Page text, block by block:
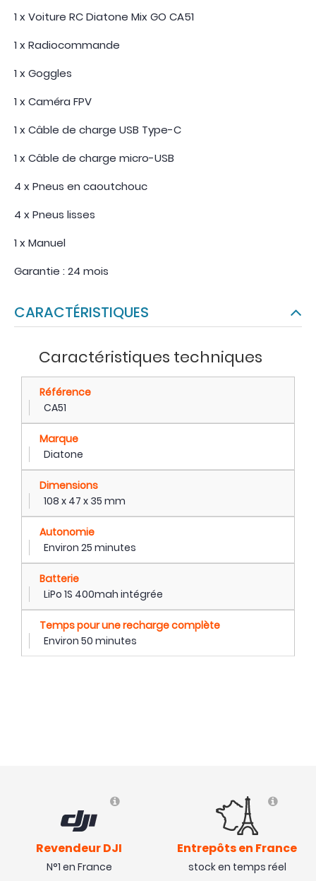
1 x Voiture RC Diatone Mix GO CA51
1 x Radiocommande
1 x Goggles
1 x Caméra FPV
1 x Câble de charge USB Type-C
1 x Câble de charge micro-USB
4 x Pneus en caoutchouc
4 x Pneus lisses
1 x Manuel
Garantie : 24 mois
CARACTÉRISTIQUES
Caractéristiques techniques
Référence
CA51
Marque
Diatone
Dimensions
108 x 47 x 35 mm
Autonomie
Environ 25 minutes
Batterie
LiPo 1S 400mah intégrée
Temps pour une recharge complète
Environ 50 minutes
Revendeur DJI
N°1 en France
Entrepôts en France
stock en temps réel